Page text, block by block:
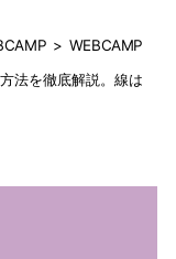
> WEBCAMP
法を徹底解説。線は